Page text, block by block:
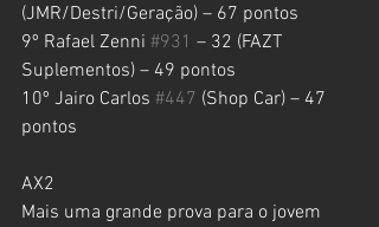
(JMR/Destri/Geração) – 67 pontos
9º Rafael Zenni #931 – 32 (FAZT
Suplementos) – 49 pontos
10º Jairo Carlos #447 (Shop Car) – 47
pontos
AX2
Mais uma grande prova para o jovem